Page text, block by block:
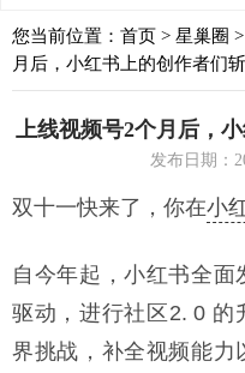
您当前位置： 首页 > 星巢圈 >
月后，小红书上的创作者们
上线视频号2个月后，
发布日期：
双十一快来了，你在小
自今年起，小红书全
驱动，进行社区2. 0 的
界挑战，补全视频能力